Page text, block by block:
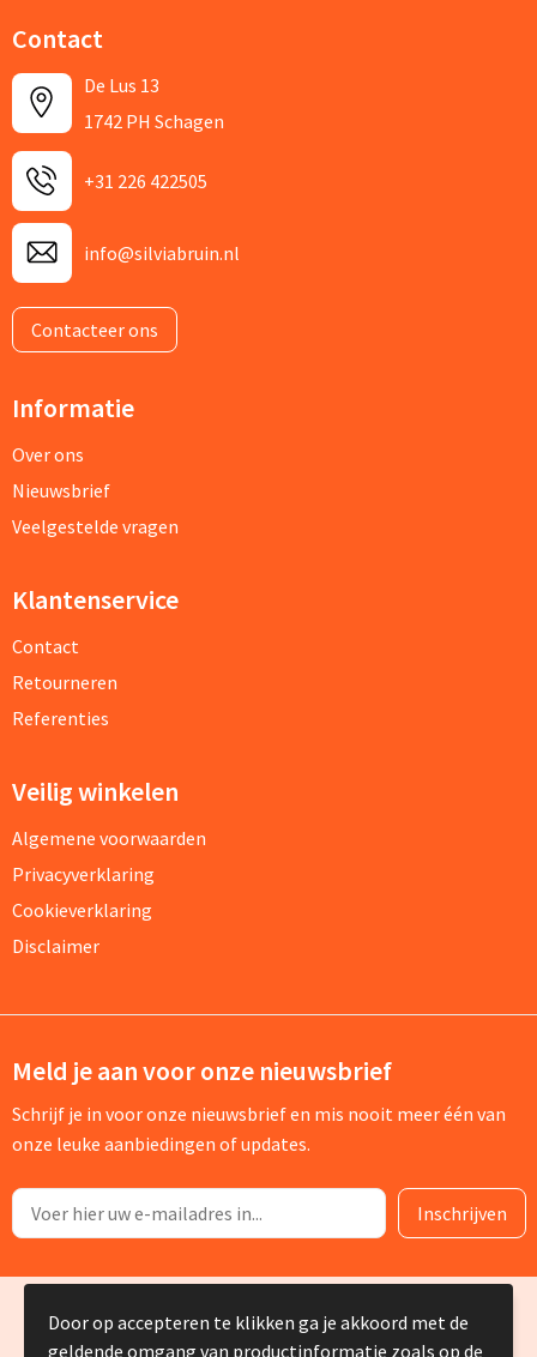
Contact
De Lus 13
1742 PH Schagen
+31 226 422505
info@silviabruin.nl
Contacteer ons
Informatie
Over ons
Nieuwsbrief
Veelgestelde vragen
Klantenservice
Contact
Retourneren
Referenties
Veilig winkelen
Algemene voorwaarden
Privacyverklaring
Cookieverklaring
Disclaimer
Meld je aan voor onze nieuwsbrief
Schrijf je in voor onze nieuwsbrief en mis nooit meer één van
onze leuke aanbiedingen of updates.
© Copyright Silvia Bruin reclame-advies 2025
Door op accepteren te klikken ga je akkoord met de
geldende omgang van productinformatie zoals op de